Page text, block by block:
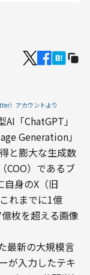
）アカウントより
「ChatGPT」
Generation」
と膨大な生成数
COO）であるブ
自身のX（旧
れまでに1億
枚を超える画像
最新の大規模言
が入力したテキ